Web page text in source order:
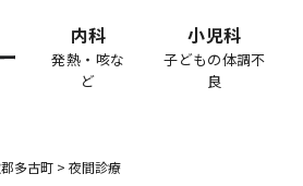
内科
発熱・咳な
ど
小児科
子どもの体調不
良
多古町 > 夜間診療